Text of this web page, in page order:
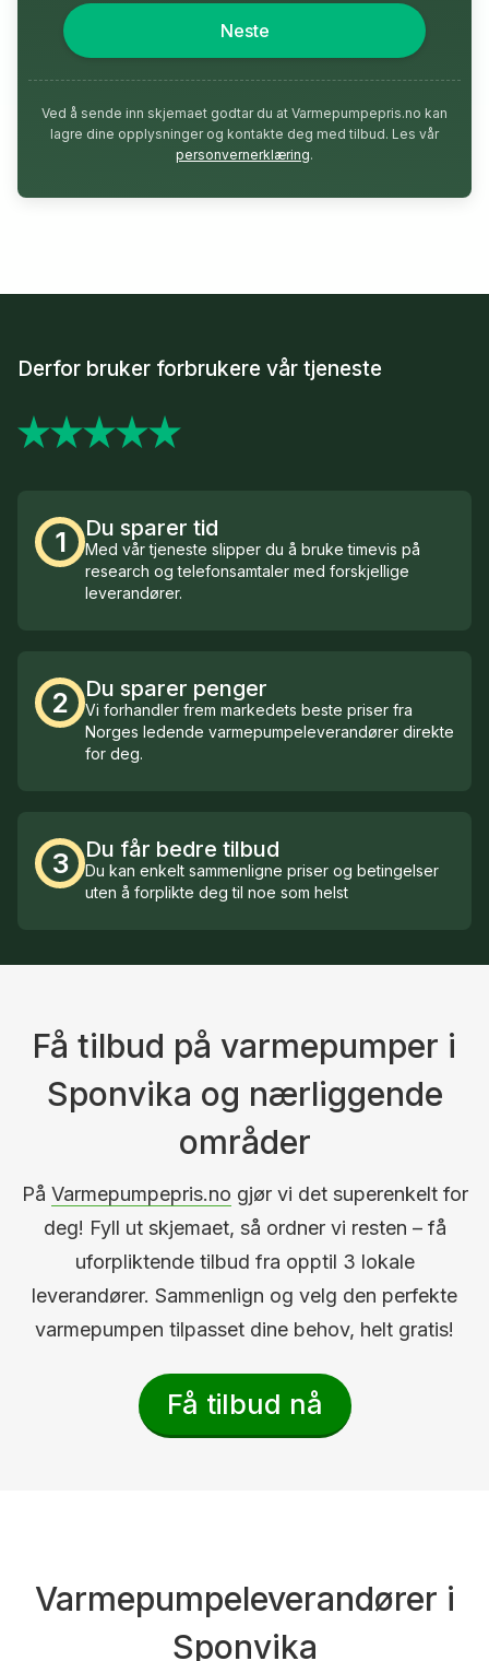
Neste
Ved å sende inn skjemaet godtar du at Varmepumpepris.no kan
lagre dine opplysninger og kontakte deg med tilbud. Les vår
personvernerklæring.
Derfor bruker forbrukere vår tjeneste
1 Du sparer tid
Med vår tjeneste slipper du å bruke timevis på
research og telefonsamtaler med forskjellige
leverandører.
2 Du sparer penger
Vi forhandler frem markedets beste priser fra
Norges ledende varmepumpeleverandører direkte
for deg.
3 Du får bedre tilbud
Du kan enkelt sammenligne priser og betingelser
uten å forplikte deg til noe som helst
Få tilbud på varmepumper i
Sponvika og nærliggende
områder
På Varmepumpepris.no gjør vi det superenkelt for
deg! Fyll ut skjemaet, så ordner vi resten – få
uforpliktende tilbud fra opptil 3 lokale
leverandører. Sammenlign og velg den perfekte
varmepumpen tilpasset dine behov, helt gratis!
Få tilbud nå
Varmepumpeleverandører i
Sponvika